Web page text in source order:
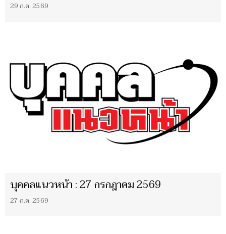
29 ก.ค. 2569
บุคคลแนวหน้า : 27 กรกฎาคม 2569
27 ก.ค. 2569